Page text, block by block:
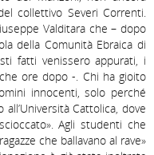
collettivo Severi Correnti.
Valditara che – dopo
della Comunità Ebraica di
fatti venissero appurati, i
ore dopo -. Chi ha gioito
innocenti, solo perché
Cattolica, dove
Agli studenti che
che ballavano al rave»